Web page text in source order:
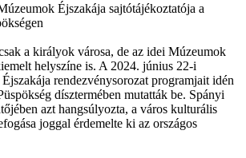
Éjszakája sajtótájékoztatója a
a királyok városa, de az idei Múzeumok
helyszíne is. A 2024. június 22-i
rendezvénysorozat programjait idén
dísztermében mutatták be. Spányi
azt hangsúlyozta, a város kulturális
joggal érdemelte ki az országos